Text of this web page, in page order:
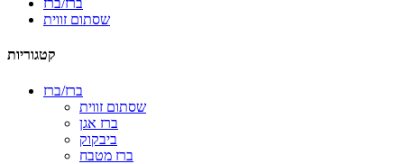
ברז/ברז
שסתום זווית
קטגוריות
ברז/ברז
שסתום זווית
ברז אגן
ביבקוק
ברז מטבח